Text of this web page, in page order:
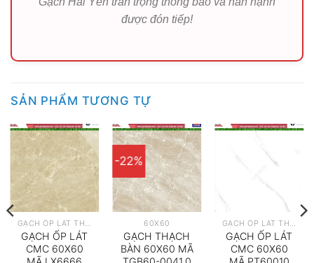
được đón tiếp!
SẢN PHẨM TƯƠNG TỰ
GẠCH ỐP LÁT THEO HÃNG
GẠCH ỐP LÁT
CMC 60X60
-22%
60X60
GẠCH THẠCH
BÀN 60X60 MÃ
GẠCH ỐP LÁT THEO HÃNG
GẠCH ỐP LÁT
CMC 60X60